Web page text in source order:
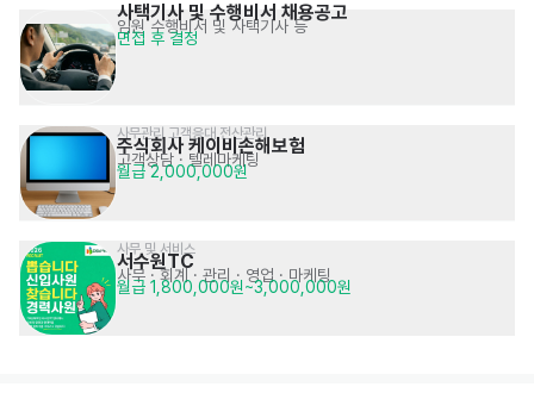
사택기사 및 수행비서 채용공고
임원 수행비서 및 사택기사 등
면접 후 결정
사무관리 고객응대 전산관리
주식회사 케이비손해보험
고객상담 · 텔레마케팅
월급 2,000,000원
사무 및 서비스
서수원TC
사무 · 회계 · 관리 · 영업 · 마케팅
월급 1,800,000원~3,000,000원